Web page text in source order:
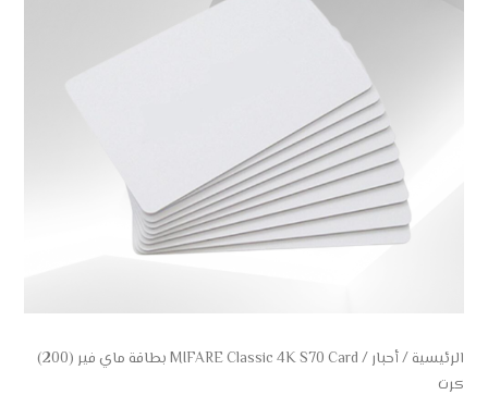
الرئيسية/أحبار
/ MIFARE Classic 4K S70 Card بطاقة ماي فير (200)
كرت